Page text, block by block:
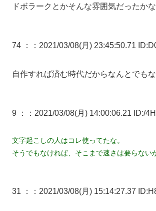
ドボラークとかそんな雰囲気だったかな
74 ： ：2021/03/08(月) 23:45:50.71
自作すれば済む時代だからなんとでも
9 ： ：2021/03/08(月) 14:00:06.21 ID:/
文字起こしの人はコレ使ってたな。
そうでもなければ、そこまで速さは要らない
31 ： ：2021/03/08(月) 15:14:27.37